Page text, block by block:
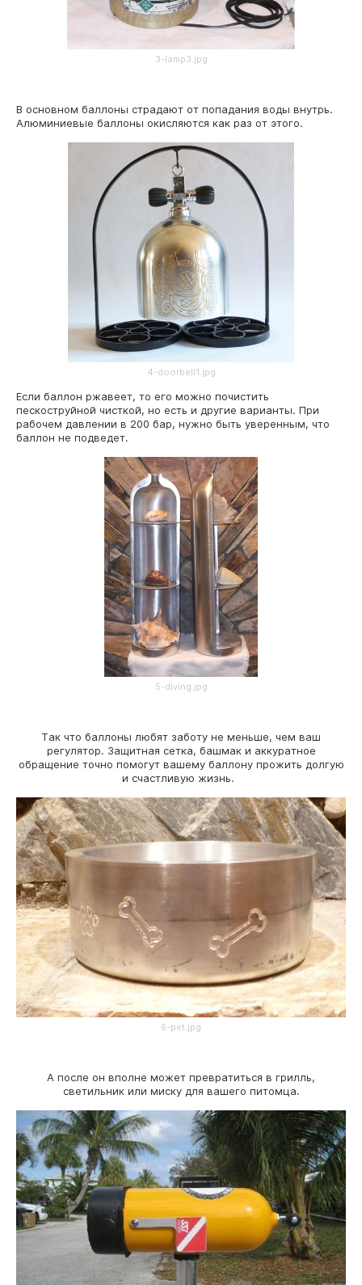
3-lamp3.jpg
В основном баллоны страдают от попадания воды внутрь.
Алюминиевые баллоны окисляются как раз от этого.
4-doorbell1.jpg
Если баллон ржавеет, то его можно почистить
пескоструйной чисткой, но есть и другие варианты. При
рабочем давлении в 200 бар, нужно быть уверенным, что
баллон не подведет.
5-diving.jpg
Так что баллоны любят заботу не меньше, чем ваш
регулятор. Защитная сетка, башмак и аккуратное
обращение точно помогут вашему баллону прожить долгую
и счастливую жизнь.
6-pet.jpg
А после он вполне может превратиться в грилль,
светильник или миску для вашего питомца.